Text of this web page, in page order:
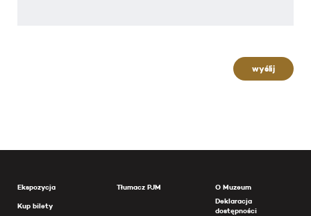
wyślij
Ekspozycja
Kup bilety
Tłumacz PJM
O Muzeum
Deklaracja
dostępności